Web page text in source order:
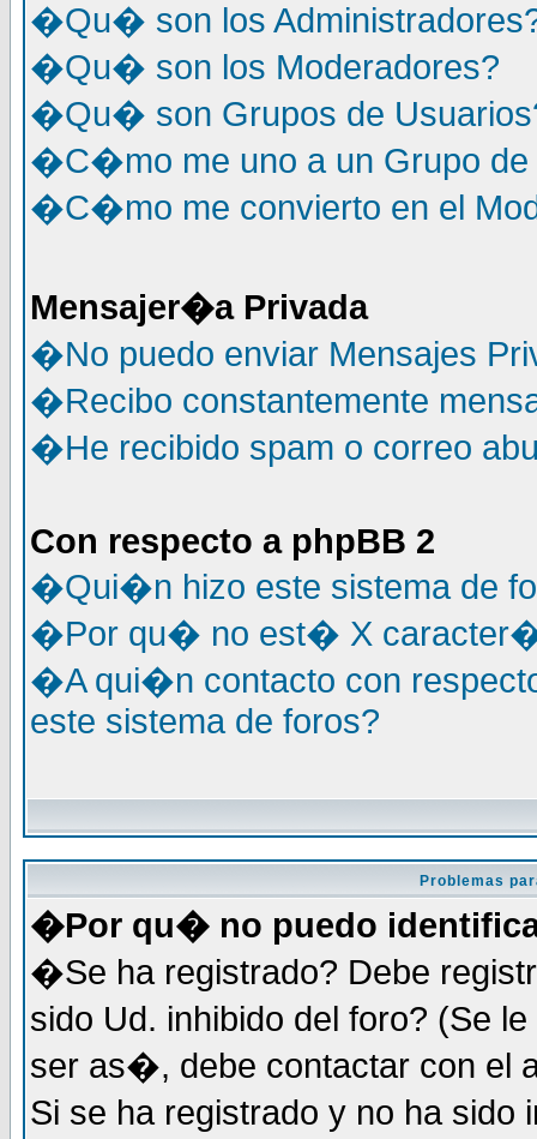
�Qu� son los
�Qu� son los Moderadores?
�Qu� son Grupos de
�C�mo me uno a un Grupo de
�C�mo me convierto en el
Mensajer�a Privada
�No puedo enviar Mensajes
�Recibo constantemente
�He recibido spam o correo
Con respecto a phpBB 2
�Qui�n hizo este sistema de
�Por qu� no est� X
�A qui�n contacto con
este sistema de foros?
Problemas
�Por qu� no puedo
�Se ha registrado? Debe
sido Ud. inhibido del foro? (Se
ser as�, debe contactar con el
Si se ha registrado y no ha